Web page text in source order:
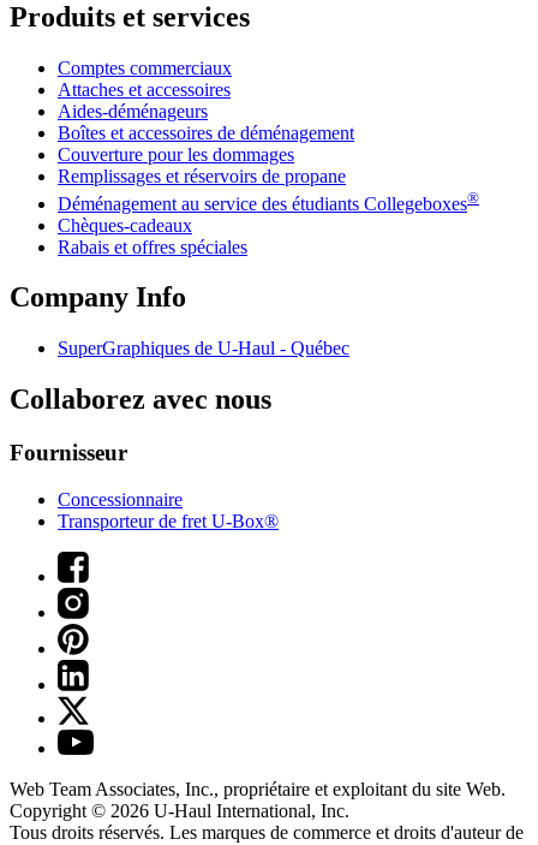
Produits et services
Comptes commerciaux
Attaches et accessoires
Aides-déménageurs
Boîtes et accessoires de déménagement
Couverture pour les dommages
Remplissages et réservoirs de propane
Déménagement au service des étudiants Collegeboxes®
Chèques-cadeaux
Rabais et offres spéciales
Company Info
SuperGraphiques de U-Haul - Québec
Collaborez avec nous
Fournisseur
Concessionnaire
Transporteur de fret U-Box®
Web Team Associates, Inc., propriétaire et exploitant du site Web.
Copyright © 2026 U-Haul International, Inc.
Tous droits réservés. Les marques de commerce et droits d'auteur de